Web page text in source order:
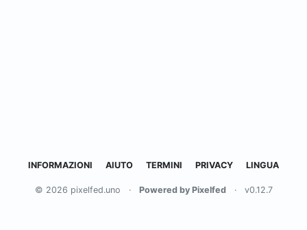
INFORMAZIONI AIUTO TERMINI PRIVACY LINGUA
© 2026 pixelfed.uno · Powered by Pixelfed · v0.12.7